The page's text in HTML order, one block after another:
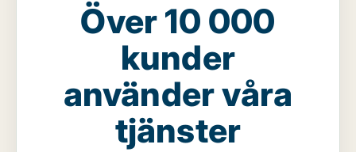
Över 10 000
kunder
använder våra
tjänster